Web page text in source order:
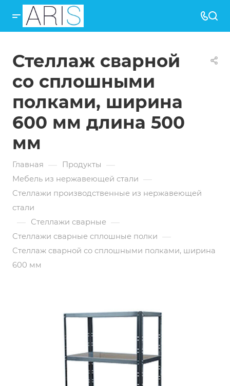
Стеллаж сварной
со сплошными
полками, ширина
600 мм длина 500
мм
Главная — Продукты —
Мебель из нержавеющей стали —
Стеллажи производственные из нержавеющей
стали
— Стеллажи сварные —
Стеллажи сварные сплошные полки —
Стеллаж сварной со сплошными полками, ширина
600 мм